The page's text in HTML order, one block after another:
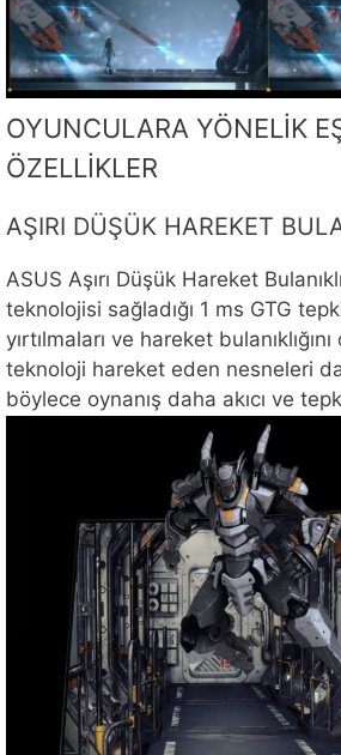
OYUNCULARA YÖNELİK
ÖZELLİKLER
AŞIRI DÜŞÜK HAREKET
ASUS Aşırı Düşük Hareket
teknolojisi sağladığı 1 ms GTG
yırtılmaları ve hareket
teknoloji hareket eden nesneleri
böylece oynanış daha akıcı ve